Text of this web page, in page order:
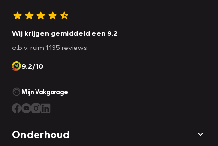
Wij krijgen gemiddeld een 9.2
o.b.v. ruim 1.135 reviews
9.2/10
Mijn Vakgarage
Onderhoud